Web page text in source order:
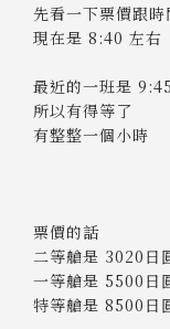
先看一下票價跟時
現在是 8:40 左右
最近的一班是
所以有得等了
有整整一個小時
票價的話
二等艙是 3020日
一等艙是 5500日
特等艙是 8500日